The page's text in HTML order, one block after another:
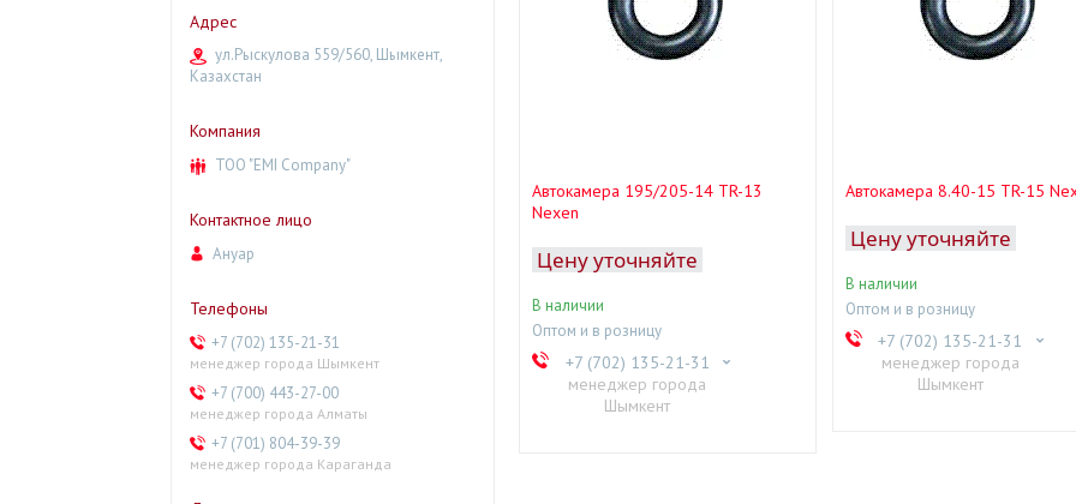
Автокамера 195/205-14 TR-13
Nexen
Цену уточняйте
В наличии
Оптом и в розницу
+7 (702) 135-21-31
менеджер города
Шымкент
Автокамера 8.40-15 TR-15
Цену уточняйте
В наличии
Оптом и в розницу
+7 (702) 135-21-31
менеджер города
Шымкент
ул.Рыскулова 559/560, Шымкент,
Казахстан
ТОО "EMI Company"
Ануар
+7 (702) 135-21-31
менеджер города Шымкент
+7 (700) 443-27-00
менеджер города Алматы
+7 (701) 804-39-39
менеджер города Караганда